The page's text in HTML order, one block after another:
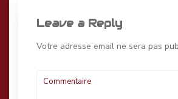
Leave a Reply
Votre adresse email ne sera pas